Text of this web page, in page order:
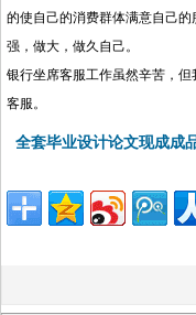
的使自己的消费群体满意自己
强，做大，做久自己。
银行坐席客服工作虽然辛苦，
客服。
全套毕业设计论文现成成